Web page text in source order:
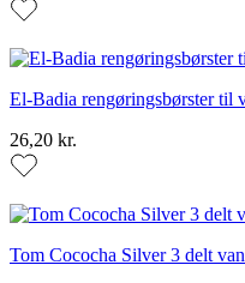
El-Badia rengøringsbørster til
26,20 kr.
Tom Cococha Silver 3 delt